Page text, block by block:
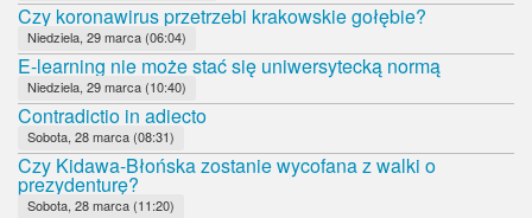
Czy koronawirus przetrzebi krakowskie gołębie?
Niedziela, 29 marca (06:04)
E-learning nie może stać się uniwersytecką normą
Niedziela, 29 marca (10:40)
Contradictio in adiecto
Sobota, 28 marca (08:31)
Czy Kidawa-Błońska zostanie wycofana z walki o
prezydenturę?
Sobota, 28 marca (11:20)